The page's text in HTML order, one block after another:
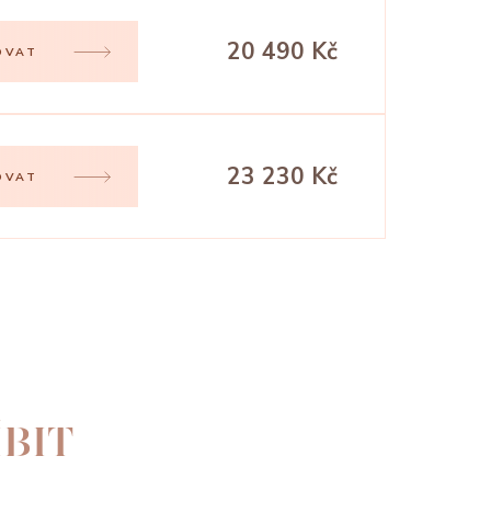
20 490 Kč
23 230 Kč